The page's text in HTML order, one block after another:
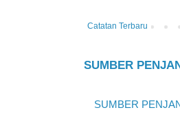
Catatan Terbaru
SUMBER
SUMBER